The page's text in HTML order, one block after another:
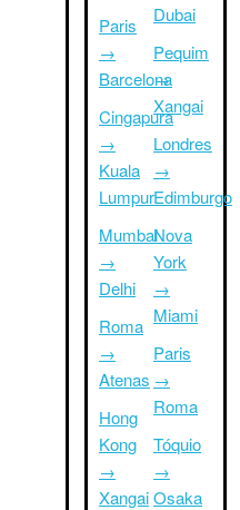
Paris
→
Barcelona
Cingapura
→
Kuala
Lumpur
Mumbai
→
Delhi
Roma
→
Atenas
Hong
Kong
→
Xangai
Dubai
Pequim
→
Xangai
Londres
→
Edimburgo
Nova
York
→
Miami
Paris
→
Roma
Tóquio
→
Osaka